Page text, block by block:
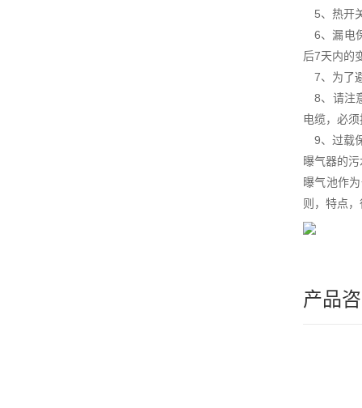
5、热开
6、漏电
后7天内的
7、为了
8、请注
电缆，必
9、过载
曝气器的
曝气池作
则，特点
产品